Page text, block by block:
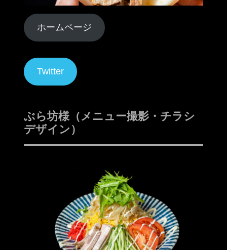
ホームページ
Twitter
ぶら坊様（メニュー撮影・チラシ
デザイン）